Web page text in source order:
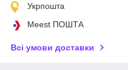
Укрпошта
Meest ПОШТА
Всі умови доставки